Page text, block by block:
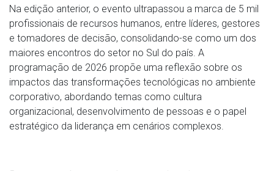
Na edição anterior, o evento ultrapassou a marca de 5 mil
profissionais de recursos humanos, entre líderes, gestores
e tomadores de decisão, consolidando-se como um dos
maiores encontros do setor no Sul do país. A
programação de 2026 propõe uma reflexão sobre os
impactos das transformações tecnológicas no ambiente
corporativo, abordando temas como cultura
organizacional, desenvolvimento de pessoas e o papel
estratégico da liderança em cenários complexos.